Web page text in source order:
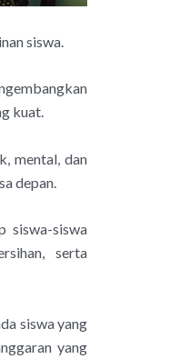
siswa.
kuat.
mental, dan
depan.
siswa-siswa
serta
siswa yang
yang